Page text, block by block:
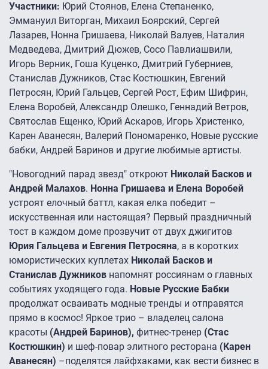
Участники: Юрий Стоянов, Елена Степаненко,
Эммануил Виторган, Михаил Боярский, Сергей
Лазарев, Нонна Гришаева, Николай Валуев, Наталия
Медведева, Дмитрий Дюжев, Сосо Павлиашвили,
Игорь Верник, Гоша Куценко, Дмитрий Губерниев,
Станислав Дужников, Стас Костюшкин, Евгений
Петросян, Юрий Гальцев, Сергей Рост, Ефим Шифрин,
Елена Воробей, Александр Олешко, Геннадий Ветров,
Святослав Ещенко, Юрий Аскаров, Игорь Христенко,
Карен Аванесян, Валерий Пономаренко, Новые русские
бабки, Андрей Баринов и другие любимые артисты.
"Новогодний парад звезд" откроют Николай Басков и
Андрей Малахов. Нонна Гришаева и Елена Воробей
устроят елочный баттл, какая елка победит –
искусственная или настоящая? Первый праздничный
тост в каждом доме прозвучит от двух джигитов
Юрия Гальцева и Евгения Петросяна, а в коротких
юмористических куплетах Николай Басков и
Станислав Дужников напомнят россиянам о главных
событиях уходящего года. Новые Русские Бабки
продолжат осваивать модные тренды и отправятся
прямо в космос! Яркое трио – владелец салона
красоты (Андрей Баринов), фитнес-тренер (Стас
Костюшкин) и шеф-повар элитного ресторана (Карен
Аванесян) –поделятся лайфхаками, как вести бизнес в